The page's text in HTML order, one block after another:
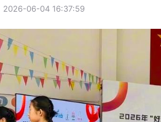
2026-06-04 16:37:59